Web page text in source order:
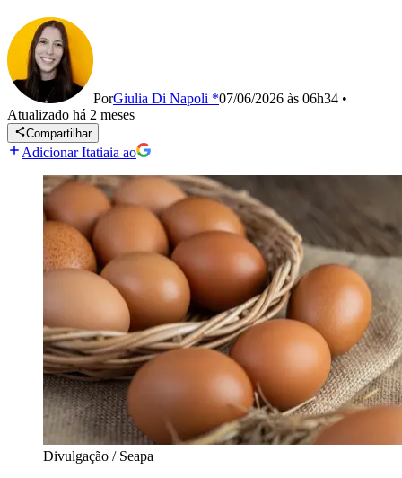
PorGiulia Di Napoli *07/06/2026 às 06h34 •
Atualizado há 2 meses
Compartilhar
Adicionar Itatiaia ao
Divulgação / Seapa